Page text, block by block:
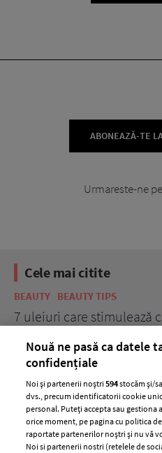
ABONEAZĂ-TE
Urmareste-ne
Cele mai citite
BEAUTY BEAUTY TIPS
7 uleiuri care stimulează
Nouă ne pasă ca datele
confidențiale
Noi și partenerii noștri594stocăm și/
dvs., precum identificatorii cookie
personal. Puteți accepta sau gestiona
orice moment, pe pagina cu politica
raportate partenerilor noștri și nu vă
Noi si partenerii nostri (retelele de